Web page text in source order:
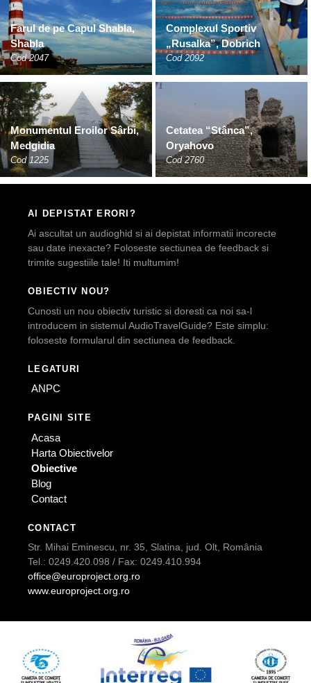
Farul de pe Capul Shabla,
Shabla
Cod 2047
Complexul Sportiv
„Rusalka”, Dobrich
Cod 2092
Monumentul Eroilor Sârbi,
Medgidia
Cod 1225
Cetatea “Stânca”,
Oryahovo
Cod 2760
AI DEPISTAT ERORI?
Ai ascultat un audioghid si ai depistat informatii incorecte
sau date inexacte? Foloseste sectiunea de feedback si
trimite sugestiile tale! Iti multumim!
OBIECTIV NOU?
Cunosti un nou obiectiv turistic si doresti ca noi sa-l
introducem in sistemul AudioTravelGuide? Este simplu:
foloseste formularul din sectiunea de feedback.
LEGATURI
ANPC
PAGINI SITE
Acasa
Harta Obiectivelor
Obiective
Blog
Contact
CONTACT
Str. Mihai Eminescu, nr. 35, Slatina, jud. Olt, România
Tel.: 0249.420.098 / Fax: 0249.410.994
office@europroject.org.ro
www.europroject.org.ro